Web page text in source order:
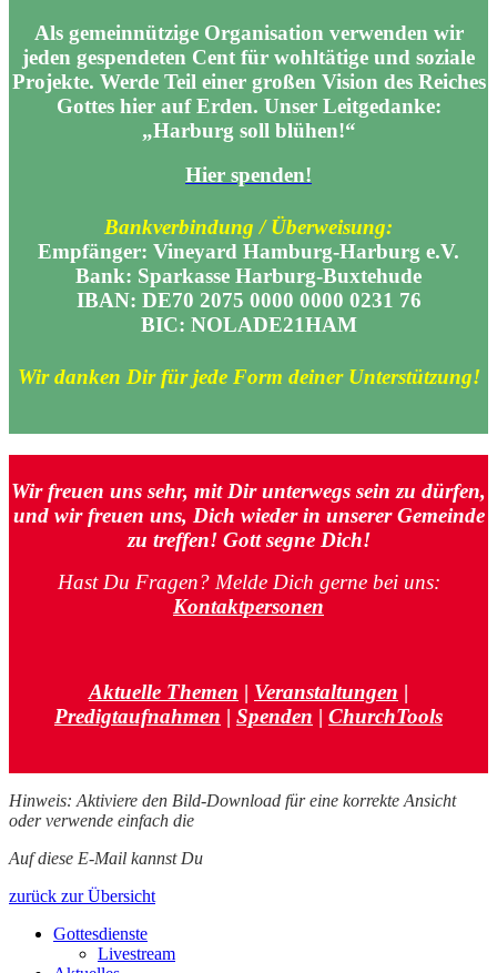
Als gemeinnützige Organisation verwenden wir
jeden gespendeten Cent für wohltätige und soziale
Projekte. Werde Teil einer großen Vision des Reiches
Gottes hier auf Erden. Unser Leitgedanke:
„Harburg soll blühen!“
Hier spenden!
Bankverbindung / Überweisung:
Empfänger: Vineyard Hamburg-Harburg e.V.
Bank: Sparkasse Harburg-Buxtehude
IBAN: DE70 2075 0000 0000 0231 76
BIC: NOLADE21HAM
Wir danken Dir für jede Form deiner Unterstützung!
Wir freuen uns sehr, mit Dir unterwegs sein zu dürfen,
und wir freuen uns, Dich wieder in unserer Gemeinde
zu treffen! Gott segne Dich!
Hast Du Fragen? Melde Dich gerne bei uns:
Kontaktpersonen
Aktuelle Themen | Veranstaltungen |
Predigtaufnahmen | Spenden | ChurchTools
Hinweis: Aktiviere den Bild-Download für eine korrekte Ansicht
oder verwende einfach die
Auf diese E-Mail kannst Du
zurück zur Übersicht
Gottesdienste
Livestream